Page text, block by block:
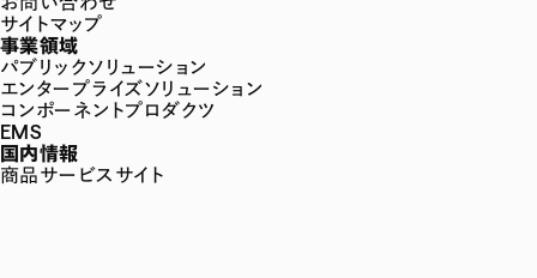
サイトマップ
事業領域
パブリックソリューション
エンタープライズソリューション
コンポーネントプロダクツ
EMS
国内情報
商品サービスサイト